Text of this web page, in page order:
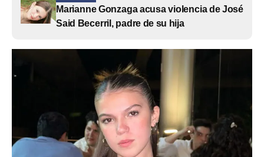
Marianne Gonzaga acusa violencia de José
Said Becerril, padre de su hija